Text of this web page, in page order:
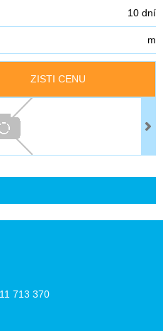
10 dní
m
ZISTI CENU
713 370